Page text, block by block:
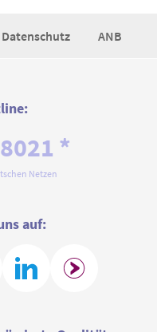
Datenschutz ANB
*
Netzen
auf: